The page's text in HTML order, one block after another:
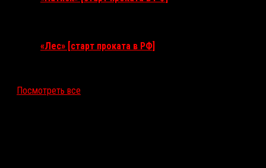
«Лес» [старт проката в РФ]
Посмотреть все